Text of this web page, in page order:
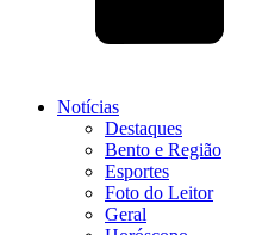
Notícias
Destaques
Bento e Região
Esportes
Foto do Leitor
Geral